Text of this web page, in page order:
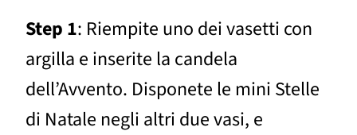
Step 1: Riempite uno dei vasetti con
argilla e inserite la candela
dell’Avvento. Disponete le mini Stelle
di Natale negli altri due vasi, e